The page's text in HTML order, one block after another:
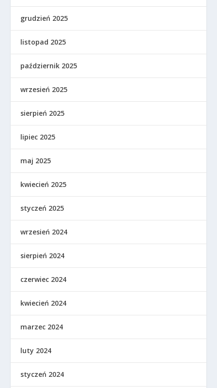
grudzień 2025
listopad 2025
październik 2025
wrzesień 2025
sierpień 2025
lipiec 2025
maj 2025
kwiecień 2025
styczeń 2025
wrzesień 2024
sierpień 2024
czerwiec 2024
kwiecień 2024
marzec 2024
luty 2024
styczeń 2024